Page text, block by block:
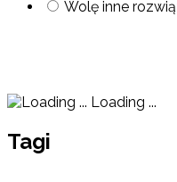
Wolę inne
Loading ...
Tagi